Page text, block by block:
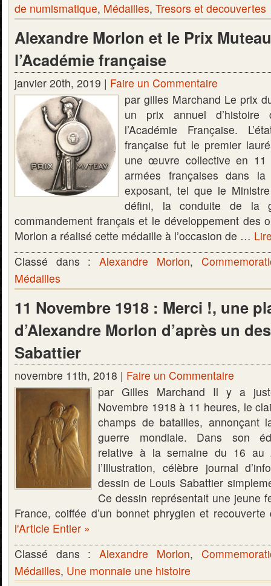
de numismatique, Médailles, Tresors et decouvertes
Alexandre Morlon et le Prix
l’Académie française
janvier 20th, 2019 | Faire un Commentaire
par gilles Marchand Le prix
un prix annuel
l’Académie Française.
française fut le premier
une œuvre collective en 11
armées françaises dans
exposant, tel que le
défini, la conduite de la
commandement français et le développement des
Morlon a réalisé cette médaille à l’occasion de …
Classé dans :Alexandre Morlon,
Médailles
11 Novembre 1918 : Merci !, une
d’Alexandre Morlon d’après un
Sabattier
novembre 11th, 2018 | Faire un Commentaire
par Gilles Marchand Il y a
Novembre 1918 à 11 heures, le
champs de batailles, annonçant
guerre mondiale. Dans son
relative à la semaine du 16 au
l’Illustration, célèbre journal
dessin de Louis Sabattier
Ce dessin représentait une jeune
France, coiffée d’un bonnet phrygien et
l'Article Entier »
Classé dans :Alexandre Morlon,
Médailles, Une monnaie une histoire